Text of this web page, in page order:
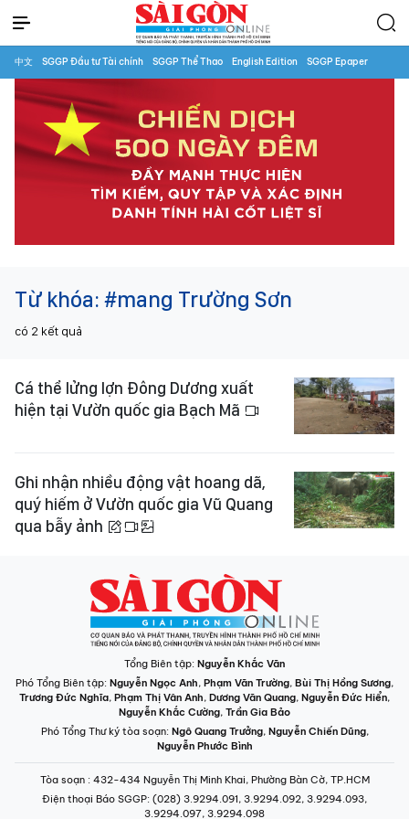
中文 SGGP Đầu tư Tài chính SGGP Thể Thao English Edition SGGP Epaper
Từ khóa: #mang Trường Sơn
có 2 kết quả
Cá thể lửng lợn Đông Dương xuất
hiện tại Vườn quốc gia Bạch Mã
Ghi nhận nhiều động vật hoang dã,
quý hiếm ở Vườn quốc gia Vũ Quang
qua bẫy ảnh
Tổng Biên tập: Nguyễn Khắc Văn
Phó Tổng Biên tập: Nguyễn Ngọc Anh, Phạm Văn Trường, Bùi Thị Hồng Sương,
Trương Đức Nghĩa, Phạm Thị Vân Anh, Dương Văn Quang, Nguyễn Đức Hiển,
Nguyễn Khắc Cường, Trần Gia Bảo
Phó Tổng Thư ký tòa soạn: Ngô Quang Trưởng, Nguyễn Chiến Dũng,
Nguyễn Phước Bình
Tòa soạn : 432-434 Nguyễn Thị Minh Khai, Phường Bàn Cờ, TP.HCM
Điện thoại Báo SGGP: (028) 3.9294.091, 3.9294.092, 3.9294.093,
3.9294.097, 3.9294.098